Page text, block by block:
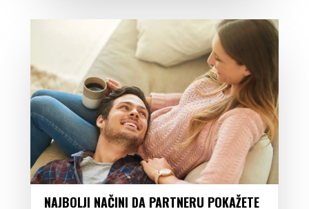
NAJBOLJI NAČINI DA PARTNERU POKAŽETE